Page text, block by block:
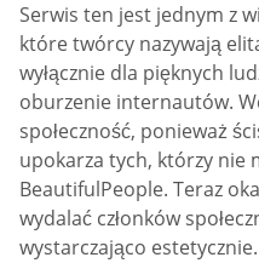
Serwis ten jest jednym z
które twórcy nazywają
wyłącznie dla pięknych
oburzenie internautów.
społeczność, ponieważ
upokarza tych, którzy nie
BeautifulPeople. Teraz
wydalać członków
wystarczająco estetycznie.